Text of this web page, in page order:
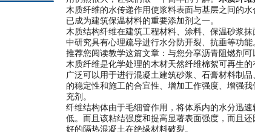
木质纤维的水传递作用使浆料表面与基层之间的
已成为建筑保温材料的重要添加剂之一。
木质结构纤维在建筑工程材料、涂料、保温砂浆
中研究具有心理疏导进行水分防开裂、抗垂等功
推荐您阅读教学这篇文章：与您分享沥青阻燃剂
木质纤维是化学处理的木材天然纤维棉絮可再生的
广泛可以用于进行混凝土建筑砂浆、石膏材料制
的稳定性和施工的合宜性、增加工作强度、增强
充剂。
纤维结构体由于毛细管作用，将体系内的水分迅
低。而且该粘结强度和提高显著表面强度，而且
好的隔热混凝土在绝缘材料破裂。